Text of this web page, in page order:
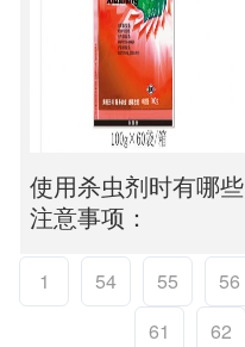
使用杀虫剂时有哪些
注意事项：
1 54 55 56
61
62